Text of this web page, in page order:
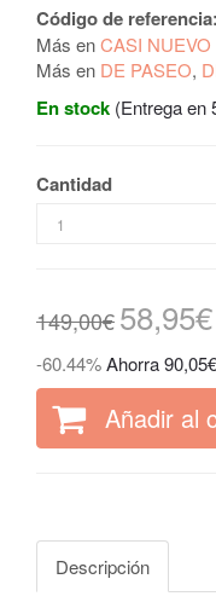
Código de referencia:
Más enCASI NUEVO
Más en DE PASEO,
En stock (Entrega en
Cantidad
149,00€58,95€
-60.44%Ahorra 90,05€
Añadir al
Descripción